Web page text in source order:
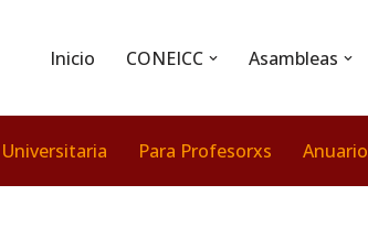
Inicio CONEICC Asambleas
Para Profesorxs Anuario